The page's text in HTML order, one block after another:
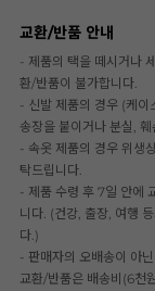
교환/반품 안내
- 제품의 택을 떼시거나
환/반품이 불가합니다.
- 신발 제품의 경우 (케이
송장을 붙이거나 분실,
- 속옷 제품의 경우 위생
탁드립니다.
- 제품 수령 후 7일 안에
니다. (건강, 출장, 여행
다.)
- 판매자의 오배송이 아
교환/반품은 배송비(6천